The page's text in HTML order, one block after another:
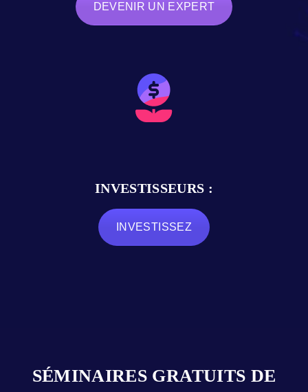
DEVENIR UN EXPERT
INVESTISSEURS :
INVESTISSEZ
SÉMINAIRES GRATUITS DE